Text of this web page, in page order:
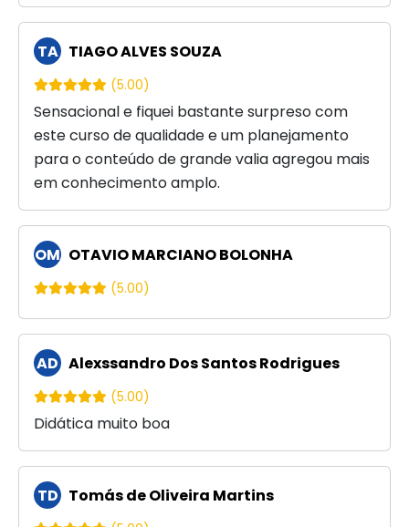
TA TIAGO ALVES SOUZA
(5.00)
Sensacional e fiquei bastante surpreso com
este curso de qualidade e um planejamento
para o conteúdo de grande valia agregou mais
em conhecimento amplo.
OM OTAVIO MARCIANO BOLONHA
(5.00)
AD Alexssandro Dos Santos Rodrigues
(5.00)
Didática muito boa
TD Tomás de Oliveira Martins